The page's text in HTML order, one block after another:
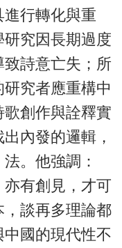
行轉化與重
究因長期過度
詩意亡失；所
究者應重構中
創作與詮釋實
內發的邏輯，
。他強調：
亦有創見，才可
，談再多理論都
國的現代性不